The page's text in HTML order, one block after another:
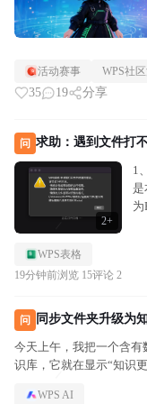
活动赛事 WPS社
35 19 分享
问 求助：遇到文件打
2+
1
为
WPS表格
19分钟前浏览 15评论 2
问 同步文件夹升级为
今天上午，我把一个含有
识库，它就在显示“知识
WPS AI